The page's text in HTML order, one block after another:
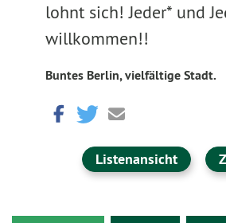
lohnt sich! Jeder* und
willkommen!!
Buntes Berlin, vielfältige Stadt.
Listenansicht